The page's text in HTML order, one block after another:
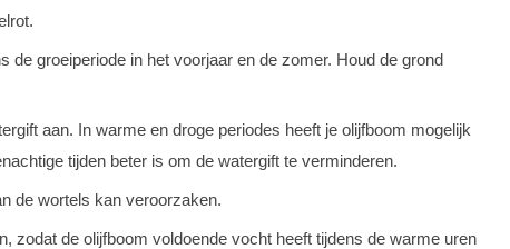
de groeiperiode in het voorjaar en de zomer. Houd de grond
aan. In warme en droge periodes heeft je olijfboom mogelijk
tijden beter is om de watergift te verminderen.
de wortels kan veroorzaken.
zodat de olijfboom voldoende vocht heeft tijdens de warme uren